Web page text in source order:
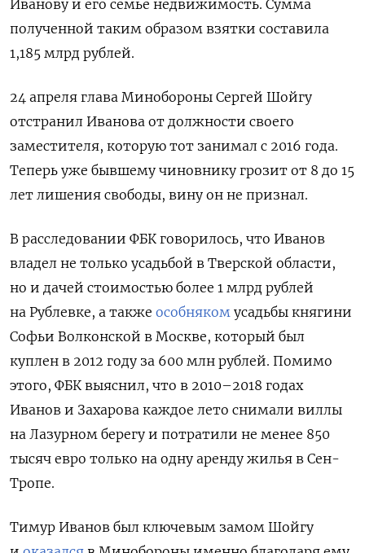
Иванову и его семье недвижимость. Сумма
полученной таким образом взятки составила
1,185 млрд рублей.
24 апреля глава Минобороны Сергей Шойгу
отстранил Иванова от должности своего
заместителя, которую тот занимал с 2016 года.
Теперь уже бывшему чиновнику грозит от 8 до 15
лет лишения свободы, вину он не признал.
В расследовании ФБК говорилось, что Иванов
владел не только усадьбой в Тверской области,
но и дачей стоимостью более 1 млрд рублей
на Рублевке, а также особняком усадьбы княгини
Софьи Волконской в Москве, который был
куплен в 2012 году за 600 млн рублей. Помимо
этого, ФБК выяснил, что в 2010–2018 годах
Иванов и Захарова каждое лето снимали виллы
на Лазурном берегу и потратили не менее 850
тысяч евро только на одну аренду жилья в Сен-
Тропе.
Тимур Иванов был ключевым замом Шойгу